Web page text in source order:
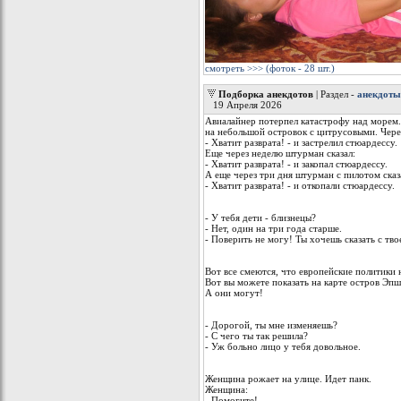
смотреть >>> (фоток - 28 шт.)
Подборка анекдотов | Раздел - анекдоты
19 Апреля 2026
Авиалайнер потерпел катастрофу над
на небольшой островок с цитрусовыми.
- Хватит разврата! - и застрелил стюардессу.
Еще через неделю штурман сказал:
- Хватит разврата! - и закопал стюардессу.
А еще через три дня штурман с пилотом
- Хватит разврата! - и откопали стюардессу.
- У тебя дети - близнецы?
- Нет, один на три года старше.
- Поверить не могу! Ты хочешь сказать с
Вот все смеются, что европейские
Вот вы можете показать на карте остров
А они могут!
- Дорогой, ты мне изменяешь?
- С чего ты так решила?
- Уж больно лицо у тебя довольное.
Женщина рожает на улице. Идет панк.
Женщина: